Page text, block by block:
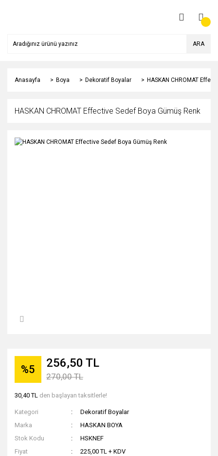
ARA
Anasayfa Boya Dekoratif Boyalar HASKAN CHROMAT
HASKAN CHROMAT Effective Sedef Boya Gümüş Renk
%5 256,50 TL
270,00 TL
30,40 TL den başlayan taksitlerle!
Kategori
Dekoratif Boyalar
Marka
HASKAN BOYA
Stok Kodu
HSKNEF
Fiyat
225,00 TL + KDV